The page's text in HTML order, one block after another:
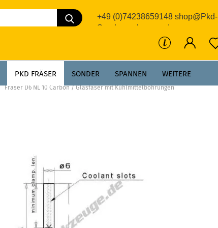
Suche...+49 (0)74238659148 shop@Pkd-
Sonderwerkzeuge.de
PKD FRÄSER SONDER SPANNEN WEITERE
Fräser D6 NL 10 Carbon / Glasfaser mit Kühlmittelbohrungen